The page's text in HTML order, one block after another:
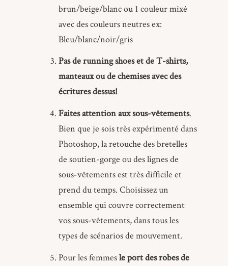
brun/beige/blanc ou 1 couleur mixé
avec des couleurs neutres ex:
Bleu/blanc/noir/gris
Pas de running shoes et de T-shirts,
manteaux ou de chemises avec des
écritures dessus!
Faites attention aux sous-vêtements.
Bien que je sois très expérimenté dans
Photoshop, la retouche des bretelles
de soutien-gorge ou des lignes de
sous-vêtements est très difficile et
prend du temps. Choisissez un
ensemble qui couvre correctement
vos sous-vêtements, dans tous les
types de scénarios de mouvement.
Pour les femmesle port des robes de